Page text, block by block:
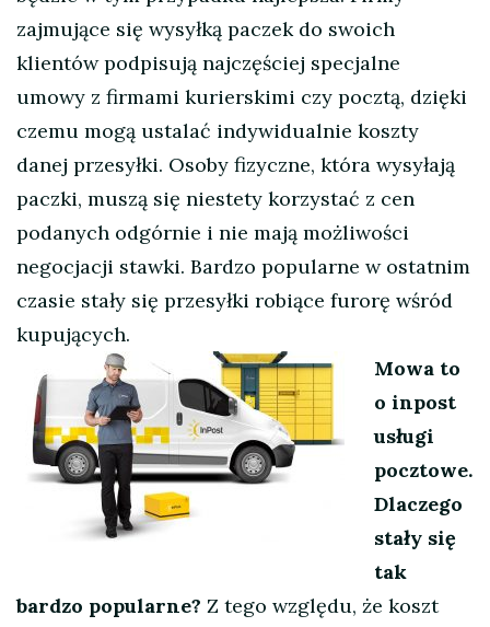
zajmujące się wysyłką paczek do swoich
klientów podpisują najczęściej specjalne
umowy z firmami kurierskimi czy pocztą, dzięki
czemu mogą ustalać indywidualnie koszty
danej przesyłki. Osoby fizyczne, która wysyłają
paczki, muszą się niestety korzystać z cen
podanych odgórnie i nie mają możliwości
negocjacji stawki. Bardzo popularne w ostatnim
czasie stały się przesyłki robiące furorę wśród
kupujących.
Mowa to
o inpost
usługi
pocztowe.
Dlaczego
stały się
tak
bardzo popularne? Z tego względu, że koszt